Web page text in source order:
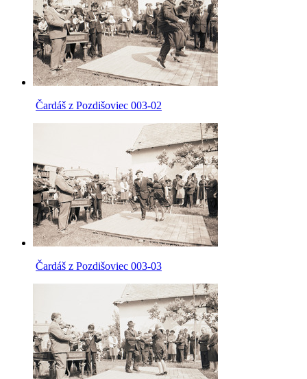
Čardáš z Pozdišoviec 003-02
Čardáš z Pozdišoviec 003-03